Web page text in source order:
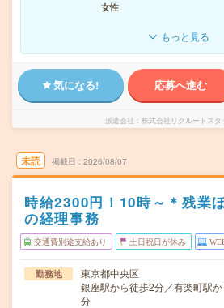
女性
もっと見る
気になる! 応募へ進む
派遣会社 株式会社リクルートスタ
未読 掲載日 2026/08/07
時給2300円！10時～＊残業
の経理事務
交通費別途支給あり 土日祝日が休み
勤務地
東京都中央区
銀座駅から徒歩2分／有楽町駅
分